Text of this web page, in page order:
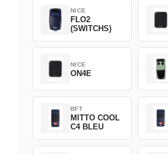
NICE
FLO2
(SWITCHS)
NICE
ON4E
BFT
MITTO COOL
C4 BLEU